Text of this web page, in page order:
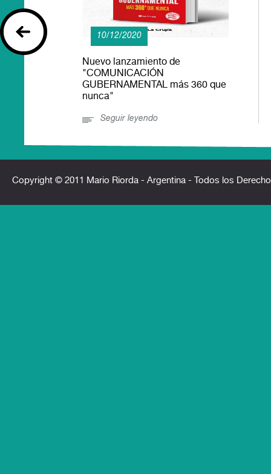
10/12/2020
Nuevo lanzamiento de
"COMUNICACIÓN
GUBERNAMENTAL más 360 que
nunca"
Seguir leyendo
Copyright © 2011 Mario Riorda - Argentina - Todos los